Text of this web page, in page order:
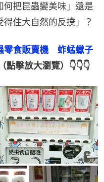
何把昆蟲變美味」還是
得住大自然的反撲」？
零食販賣機　蚱蜢蠍子
（點擊放大瀏覽）👇👇👇